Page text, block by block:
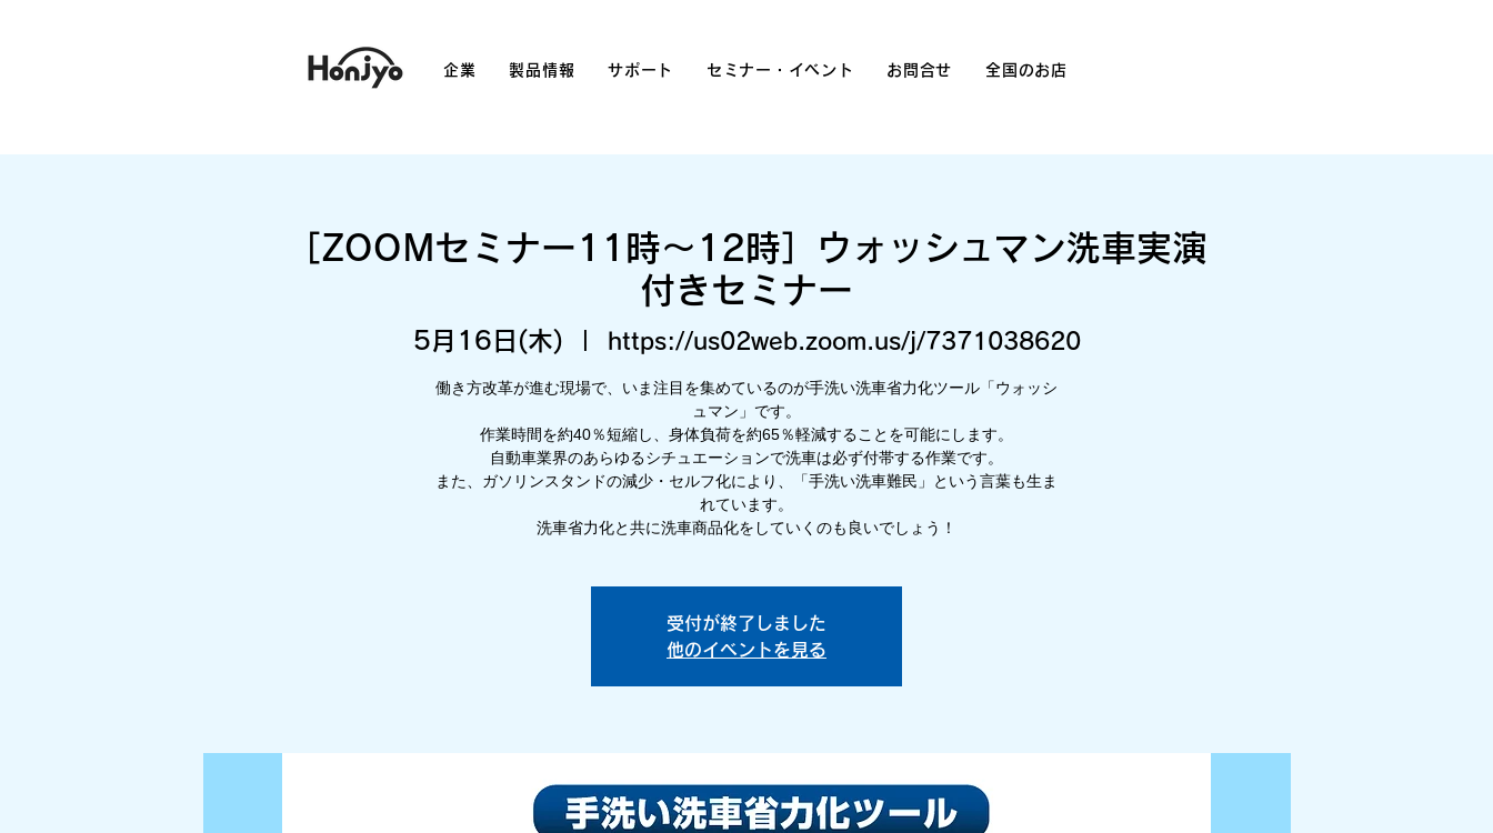
企業 製品情報 サポート セミナー・イベント お問合せ 全国のお店
［ZOOMセミナー11時〜12時］ウォッシュマン洗車実演
付きセミナー
5月16日(木) https://us02web.zoom.us/j/7371038620
働き方改革が進む現場で、いま注目を集めているのが手洗い洗車省力化ツール「ウォッシ
ュマン」です。
作業時間を約40％短縮し、身体負荷を約65％軽減することを可能にします。
自動車業界のあらゆるシチュエーションで洗車は必ず付帯する作業です。
また、ガソリンスタンドの減少・セルフ化により、「手洗い洗車難民」という言葉も生ま
れています。
洗車省力化と共に洗車商品化をしていくのも良いでしょう！
受付が終了しました
他のイベントを見る